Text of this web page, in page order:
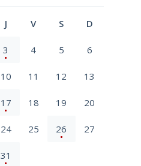
J V S D
3 4 5 6
10 11 12 13
17 18 19 20
24 25 26 27
31